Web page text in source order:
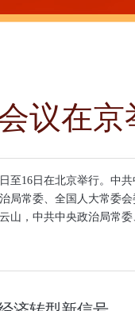
议在
至16日在北京举行。中
局常委、全国人大常委
山，中共中央政治局常